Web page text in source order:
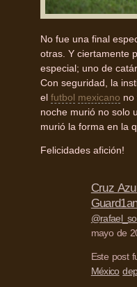
No fue una final
otras. Y ciertamente
especial; uno de
Con seguridad, la
el futbol mexicano no
noche murió no solo
murió la forma en la
Felicidades afición!
Cruz
mayo de
Este post
México